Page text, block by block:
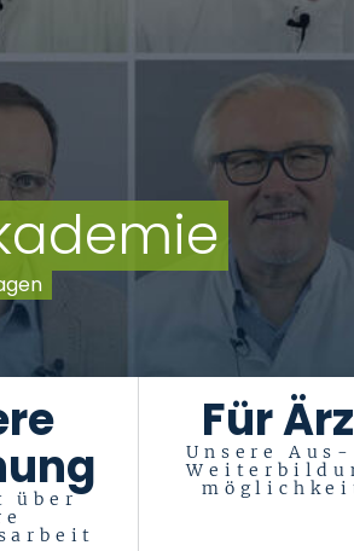
über
Für
Unsere Aus-